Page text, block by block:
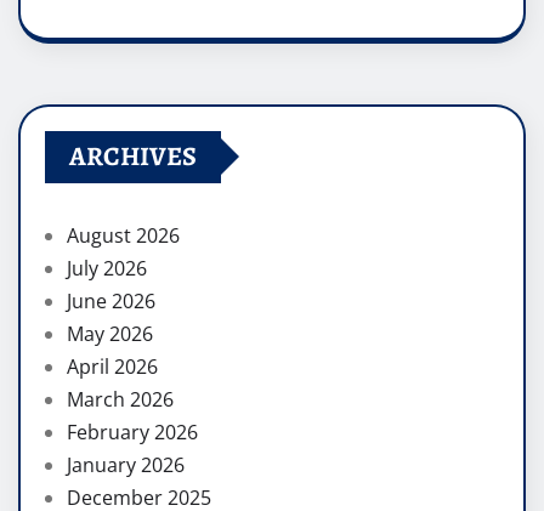
ARCHIVES
August 2026
July 2026
June 2026
May 2026
April 2026
March 2026
February 2026
January 2026
December 2025